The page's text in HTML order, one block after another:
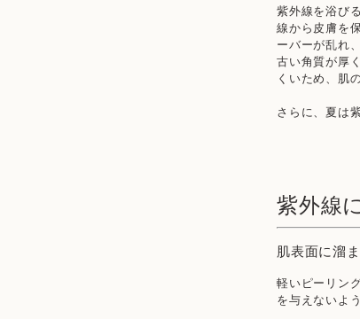
紫外線を浴び
線から皮膚を
ーバーが乱れ
古い角質が厚
くいため、肌
さらに、夏は
紫外線
肌表面に溜
軽いピーリン
を与えないよ